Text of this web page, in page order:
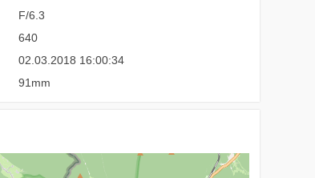
F/6.3
640
02.03.2018 16:00:34
91mm